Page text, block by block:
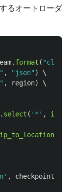
るオートローダ
. format ( "
" , " json" )
\
" , region)
\
. select ( ' * ' ,
' ,